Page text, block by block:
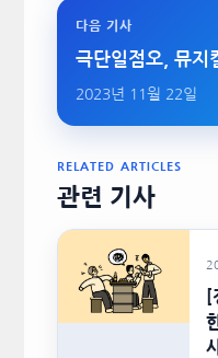
다음 기사
극단일점오, 뮤지
2023년 11월 22일
RELATED ARTICLES
관련 기사